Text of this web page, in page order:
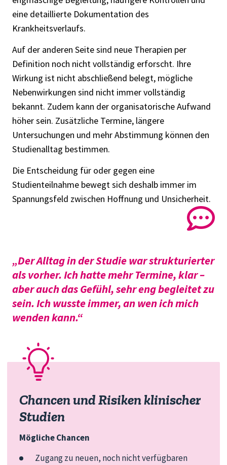
eine detaillierte Dokumentation des
Krankheitsverlaufs.
Auf der anderen Seite sind neue Therapien per
Definition noch nicht vollständig erforscht. Ihre
Wirkung ist nicht abschließend belegt, mögliche
Nebenwirkungen sind nicht immer vollständig
bekannt. Zudem kann der organisatorische Aufwand
höher sein. Zusätzliche Termine, längere
Untersuchungen und mehr Abstimmung können den
Studienalltag bestimmen.
Die Entscheidung für oder gegen eine
Studienteilnahme bewegt sich deshalb immer im
Spannungsfeld zwischen Hoffnung und Unsicherheit.
„Der Alltag in der Studie war strukturierter
als vorher. Ich hatte mehr Termine, klar –
aber auch das Gefühl, sehr eng begleitet zu
sein. Ich wusste immer, an wen ich mich
wenden kann.“
Chancen und Risiken klinischer
Studien
Mögliche Chancen
Zugang zu neuen, noch nicht verfügbaren